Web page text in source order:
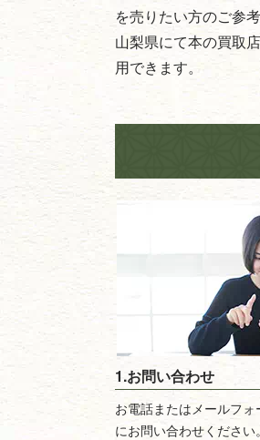
を売りたい方のご参
山梨県にて本の買取
用できます。
1.お問い合わせ
お電話またはメールフ
にお問い合わせくださ